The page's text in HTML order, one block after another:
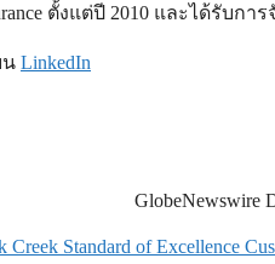
ตั้งแต่ปี 2010 และได้รับก
น LinkedIn
GlobeNewswire
Standard of Excellence